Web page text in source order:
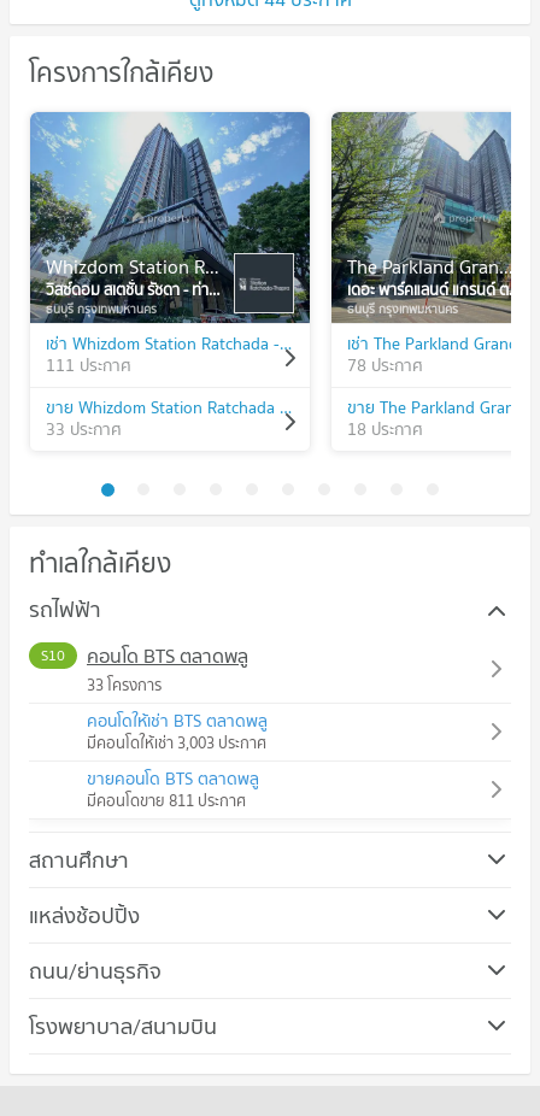
โครงการใกล้เคียง
Whizdom Station Ratchada - Thapra
วิสซ์ดอม สเตชั่น รัชดา - ท่าพระ
ธนบุรี กรุงเทพมหานคร
เช่า Whizdom Station Ratchada - Thapra
111 ประกาศ
ขาย Whizdom Station Ratchada - Thapra
33 ประกาศ
The Parkland Grand Taksin
เดอะ พาร์คแลนด์ แกรนด์ ตากสิน
ธนบุรี กรุงเทพมหานคร
เช่า The Parkland Grand
78 ประกาศ
ขาย The Parkland Grand
18 ประกาศ
ทำเลใกล้เคียง
รถไฟฟ้า
S10 คอนโด BTS ตลาดพลู
33 โครงการ
คอนโดให้เช่า BTS ตลาดพลู
มีคอนโดให้เช่า 3,003 ประกาศ
ขายคอนโด BTS ตลาดพลู
มีคอนโดขาย 811 ประกาศ
สถานศึกษา
คอนโด วิทยาลัยอาชีวศึกษาธนบุรี
คอนโดให้เช่า วิทยาลัยอาชีวศึกษาธนบุรี
มีคอนโดให้เช่า 11,363 ประกาศ
ขายคอนโด วิทยาลัยอาชีวศึกษาธนบุรี
แหล่งช้อปปิ้ง
คอนโด โรบินสัน ลาดหญ้า
คอนโดให้เช่า โรบินสัน ลาดหญ้า
ถนน/ย่านธุรกิจ
คอนโด เขตธนบุรี
คอนโดให้เช่า เขตธนบุรี
โรงพยาบาล/สนามบิน
คอนโด รพ.บางมด 3